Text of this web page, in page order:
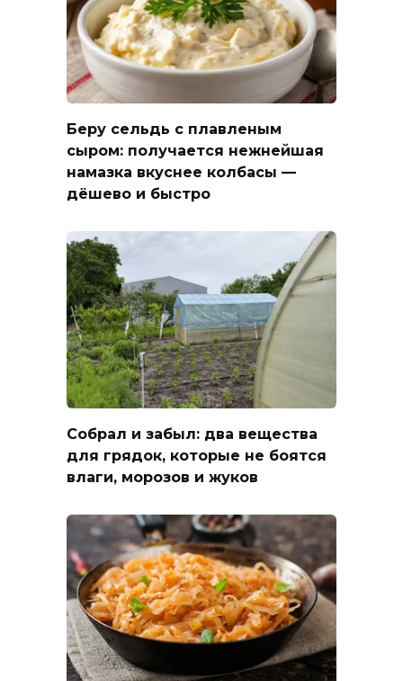
Беру сельдь с плавленым
сыром: получается нежнейшая
намазка вкуснее колбасы —
дёшево и быстро
Собрал и забыл: два вещества
для грядок, которые не боятся
влаги, морозов и жуков